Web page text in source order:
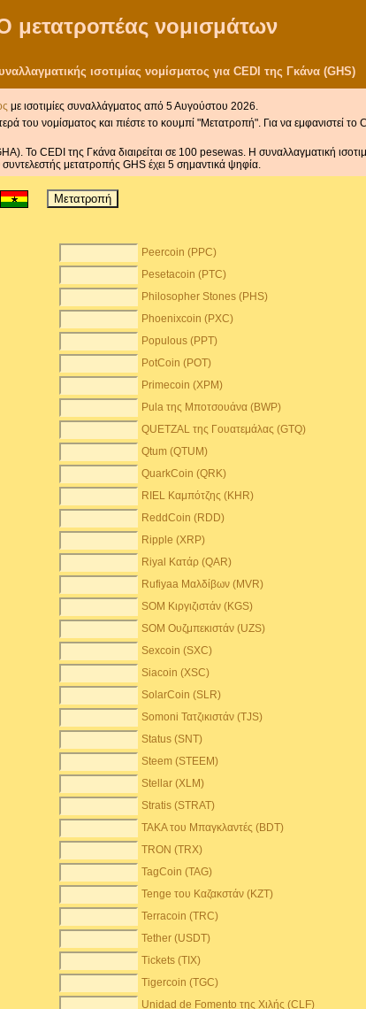
μετατροπέας νομισμάτων
ισοτιμίας νομίσματος για CEDI της Γκάνα (GHS)
με ισοτιμίες συναλλάγματος από 5 Αυγούστου 2026.
του νομίσματος και πιέστε το κουμπί "Μετατροπή". Για να εμφανιστεί
Το CEDI της Γκάνα διαιρείται σε 100 pesewas. Η συναλλαγματική
μετατροπής GHS έχει 5 σημαντικά ψηφία.
Peercoin (PPC)
Pesetacoin (PTC)
Philosopher Stones (PHS)
Phoenixcoin (PXC)
Populous (PPT)
PotCoin (POT)
Primecoin (XPM)
Pula της Μποτσουάνα (BWP)
QUETZAL της Γουατεμάλας (GTQ)
Qtum (QTUM)
QuarkCoin (QRK)
RIEL Καμπότζης (KHR)
ReddCoin (RDD)
Ripple (XRP)
Riyal Κατάρ (QAR)
Rufiyaa Μαλδίβων (MVR)
SOM Κιργιζιστάν (KGS)
SOM Ουζμπεκιστάν (UZS)
Sexcoin (SXC)
Siacoin (XSC)
SolarCoin (SLR)
Somoni Τατζικιστάν (TJS)
Status (SNT)
Steem (STEEM)
Stellar (XLM)
Stratis (STRAT)
TAKA του Μπαγκλαντές (BDT)
TRON (TRX)
TagCoin (TAG)
Tenge του Καζακστάν (KZT)
Terracoin (TRC)
Tether (USDT)
Tickets (TIX)
Tigercoin (TGC)
Unidad de Fomento της Χιλής (CLF)